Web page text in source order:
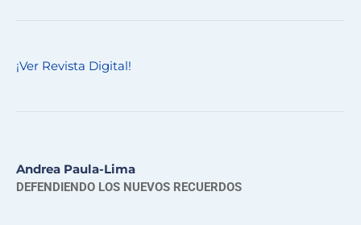
¡Ver Revista Digital!
Andrea Paula-Lima
DEFENDIENDO LOS NUEVOS RECUERDOS